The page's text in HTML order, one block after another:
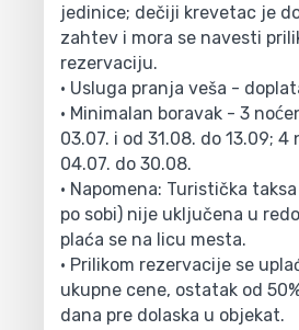
jedinice; dečiji krevetac je
zahtev i mora se navesti
rezervaciju.
• Usluga pranja veša -
• Minimalan boravak - 3
03.07. i od 31.08. do 13.09; 4
04.07. do 30.08.
• Napomena: Turistička
po sobi) nije uključena u
plaća se na licu mesta.
• Prilikom rezervacije se
ukupne cene, ostatak od
dana pre dolaska u objekat.